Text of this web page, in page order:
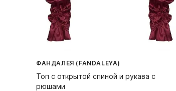
ФАНДАЛЕЯ (FANDALEYA)
Топ с открытой спиной и рукава с
рюшами